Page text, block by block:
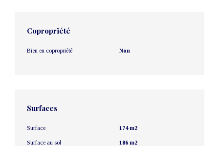
Copropriété
Bien en copropriété Non
Surfaces
Surface 174 m2
Surface au sol 186 m2